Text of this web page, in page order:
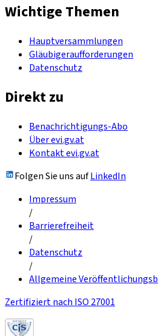
Wichtige Themen
Hauptversammlungen
Gläubigeraufforderungen
Datenschutz
Direkt zu
Benachrichtigungs-Abo
Über evi.gv.at
Kontakt evi.gv.at
Folgen Sie uns aufLinkedIn
Impressum
/
Barrierefreiheit
/
Datenschutz
/
Allgemeine
Zertifiziert nach ISO 27001